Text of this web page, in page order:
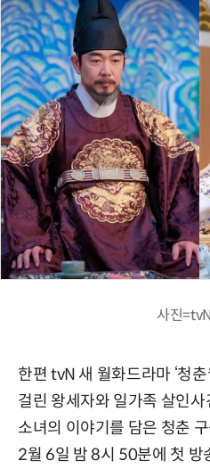
사진
한편 tvN 새 월화드라마 ‘청
걸린 왕세자와 일가족 살인
소녀의 이야기를 담은 청춘
2월 6일 밤 8시 50분에 첫 방